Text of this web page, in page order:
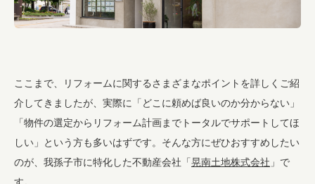
ここまで、リフォームに関するさまざまなポイントを詳しくご紹
介してきましたが、実際に「どこに頼めば良いのか分からない」
「物件の選定からリフォーム計画までトータルでサポートしてほ
しい」という方も多いはずです。そんな方にぜひおすすめしたい
のが、我孫子市に特化した不動産会社「晃南土地株式会社 」で